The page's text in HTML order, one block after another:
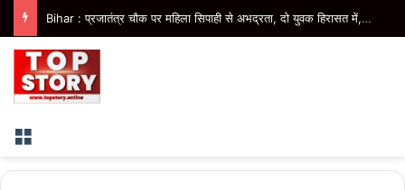
Bihar : गंडक और पहाड़ी नदियों के उफान से दर्जनों गांव जलमग्न, जनजीवन अस्त-व्यस्त
Menu